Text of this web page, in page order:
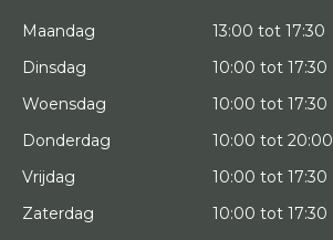
Maandag
13:00 tot 17:30
Dinsdag
10:00 tot 17:30
Woensdag
10:00 tot 17:30
Donderdag
10:00 tot 20:00
Vrijdag
10:00 tot 17:30
Zaterdag
10:00 tot 17:30